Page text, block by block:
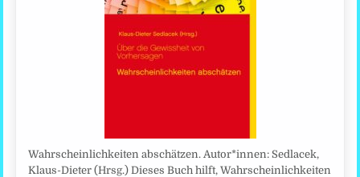
Wahrscheinlichkeiten abschätzen. Autor*innen: Sedlacek,
Klaus-Dieter (Hrsg.) Dieses Buch hilft, Wahrscheinlichkeiten